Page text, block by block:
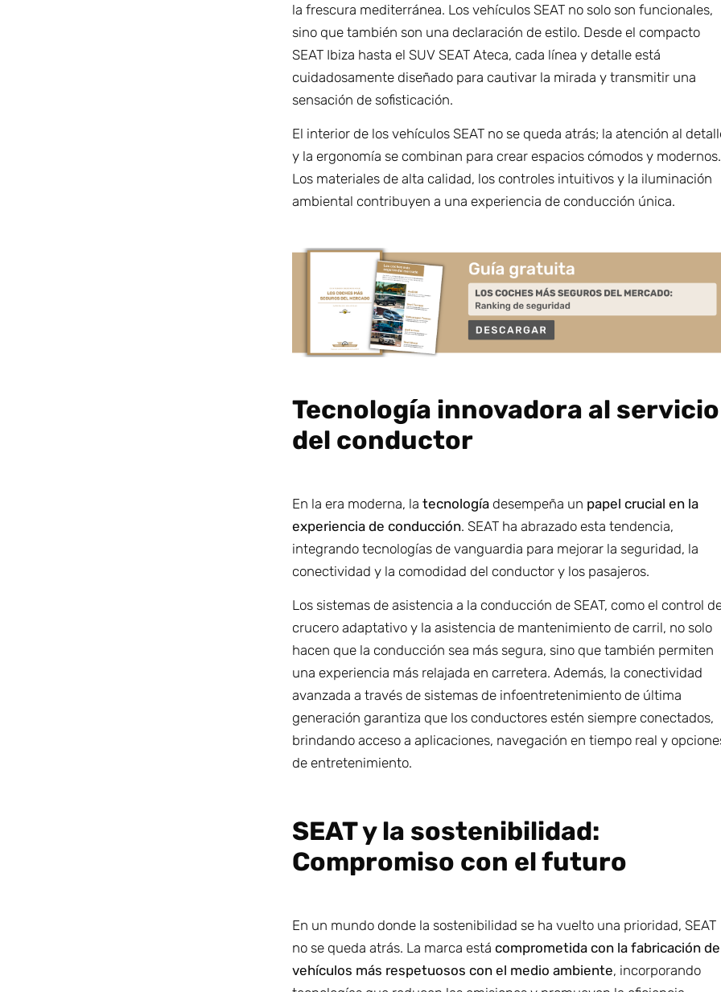
la frescura mediterránea. Los vehículos SEAT no solo son funcionales,
sino que también son una declaración de estilo. Desde el compacto
SEAT Ibiza hasta el SUV SEAT Ateca, cada línea y detalle está
cuidadosamente diseñado para cautivar la mirada y transmitir una
sensación de sofisticación.
El interior de los vehículos SEAT no se queda atrás; la atención al
y la ergonomía se combinan para crear espacios cómodos y modernos.
Los materiales de alta calidad, los controles intuitivos y la iluminación
ambiental contribuyen a una experiencia de conducción única.
Tecnología innovadora al servicio
del conductor
En la era moderna, latecnología desempeña un papel crucial en la
experiencia de conducción. SEAT ha abrazado esta tendencia,
integrando tecnologías de vanguardia para mejorar la seguridad, la
conectividad y la comodidad del conductor y los pasajeros.
Los sistemas de asistencia a la conducción de SEAT, como el control
crucero adaptativo y la asistencia de mantenimiento de carril, no solo
hacen que la conducción sea más segura, sino que también permiten
una experiencia más relajada en carretera. Además, la conectividad
avanzada a través de sistemas de infoentretenimiento de última
generación garantiza que los conductores estén siempre conectados,
brindando acceso a aplicaciones, navegación en tiempo real y
de entretenimiento.
SEAT y la sostenibilidad:
Compromiso con el futuro
En un mundo donde la sostenibilidad se ha vuelto una prioridad, SEAT
no se queda atrás. La marca estácomprometida con la fabricación de
vehículos más respetuosos con el medio ambiente, incorporando